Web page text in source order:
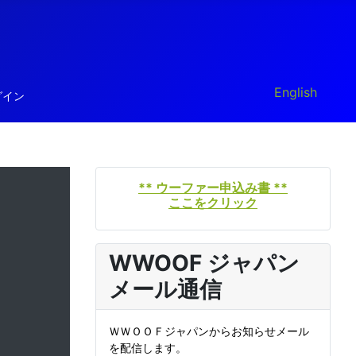
ン あなたが使う
English
** ウーファー申込み書 **
ここをクリック
WWOOF ジャパン
メール通信
ＷＷＯＯＦジャパンからお知らせメール
を配信します。